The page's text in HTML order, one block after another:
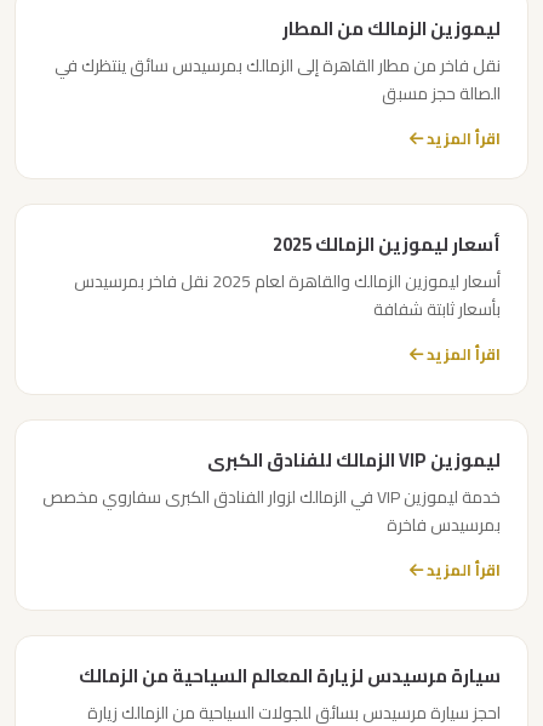
ليموزين الزمالك من المطار
نقل فاخر من مطار القاهرة إلى الزمالك بمرسيدس سائق ينتظرك في
الصالة حجز مسبق
اقرأ المزيد
أسعار ليموزين الزمالك 2025
أسعار ليموزين الزمالك والقاهرة لعام 2025 نقل فاخر بمرسيدس
بأسعار ثابتة شفافة
اقرأ المزيد
ليموزين VIP الزمالك للفنادق الكبرى
خدمة ليموزين VIP في الزمالك لزوار الفنادق الكبرى سفاروي مخصص
بمرسيدس فاخرة
اقرأ المزيد
سيارة مرسيدس لزيارة المعالم السياحية من الزمالك
احجز سيارة مرسيدس بسائق للجولات السياحية من الزمالك زيارة
ليموزين
القاهرة
والعكس
ليموزين
ليموزين
دمياط
ليموزين
حلوان
ليموزين
حدائق
الاهرام
ليموزين